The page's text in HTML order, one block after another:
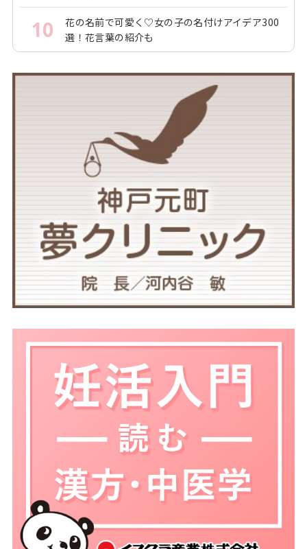
10
花の名前で可愛く♡女の子の名付けアイデア300
選！花言葉の紹介も